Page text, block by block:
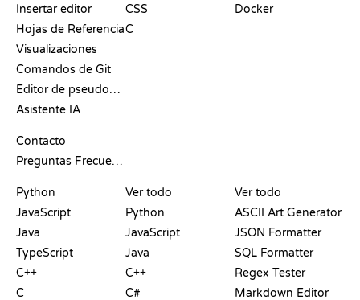
Insertar editor
Hojas de Referencia
Visualizaciones
Comandos de Git
Editor de pseudocódigo
Asistente IA
Contacto
Preguntas Frecuentes
CSS
C
Docker
Python
JavaScript
Java
TypeScript
C++
C
Ver todo
Python
JavaScript
Java
C++
C#
Ver todo
ASCII Art Generator
JSON Formatter
SQL Formatter
Regex Tester
Markdown Editor